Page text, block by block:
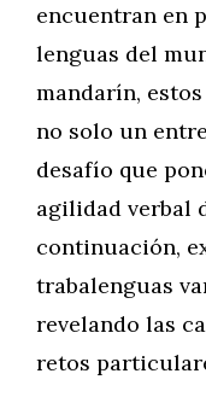
encuentran en
lenguas del
mandarín,
no solo un
desafío que
agilidad verbal
continuación,
trabalenguas
revelando las
retos